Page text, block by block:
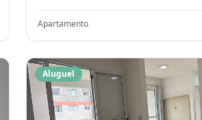
Apartamento
Aluguel